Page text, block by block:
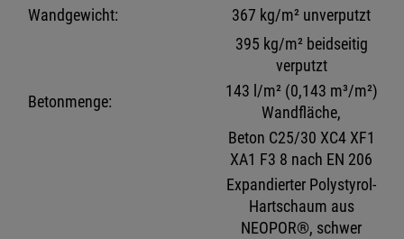
Wandgewicht:
367 kg/m² unverputzt
395 kg/m² beidseitig
verputzt
Betonmenge:
143 l/m² (0,143 m³/m²)
Wandfläche,
Beton C25/30 XC4 XF1
XA1 F3 8 nach EN 206
Expandierter Polystyrol-
Hartschaum aus
NEOPOR®, schwer